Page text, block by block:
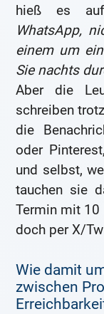
hieß es
WhatsApp,
einem um
Sie nachts
Aber die
schreiben
die
oder
und selbst,
tauchen sie
Termin mit 10
doch per X/
Wie damit
zwischen